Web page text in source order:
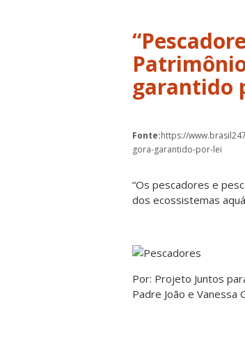
garantido
Fonte:https://
gora-garantido-por-lei
“Os pescadores e
dos ecossistemas
Por: Projeto Juntos
Padre João e Vanessa